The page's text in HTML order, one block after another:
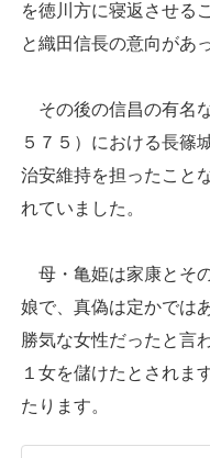
を徳川方に寝返させる
と織田信長の意向があ
その後の信昌の有名
５７５）における長篠
治安維持を担ったこと
れていました。
母・亀姫は家康とそ
娘で、真偽は定かでは
勝気な女性だったと言
１女を儲けたとされま
たります。